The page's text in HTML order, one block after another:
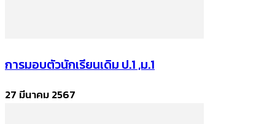
การมอบตัวนักเรียนเดิม ป.1 ,ม.1
27 มีนาคม 2567